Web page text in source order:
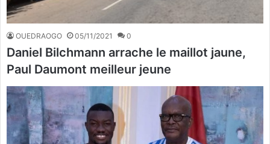
OUEDRAOGO 05/11/2021 0
Daniel Bilchmann arrache le maillot jaune,
Paul Daumont meilleur jeune